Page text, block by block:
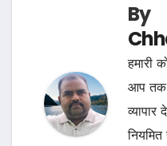
By
हमारी
आप तक
व्यापार